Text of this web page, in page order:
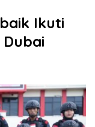
Ikuti
Dubai